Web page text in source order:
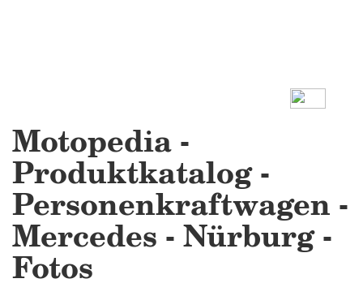
Motopedia -
Produktkatalog -
Personenkraftwagen -
Mercedes - Nürburg -
Fotos